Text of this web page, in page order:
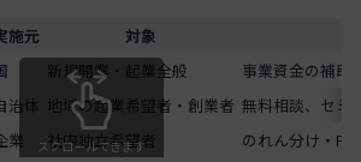
施元 対象
新規開業・起業全般
事業資金の補助
治体 地域の起業希望者・創業者 無料相談、セミ
業 社内独立希望者 のれん分け・
スクロールできます